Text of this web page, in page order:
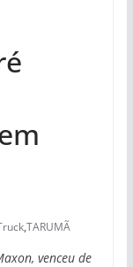
,TARUMÃ
venceu de